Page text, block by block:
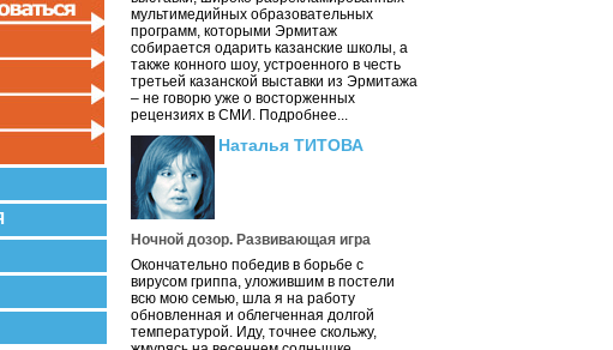
мультимедийных образовательных
программ, которыми Эрмитаж
собирается одарить казанские школы, а
также конного шоу, устроенного в честь
третьей казанской выставки из Эрмитажа
– не говорю уже о восторженных
рецензиях в СМИ. Подробнее...
Наталья ТИТОВА
Ночной дозор. Развивающая игра
Окончательно победив в борьбе с
вирусом гриппа, уложившим в постели
всю мою семью, шла я на работу
обновленная и облегченная долгой
температурой. Иду, точнее скольжу,